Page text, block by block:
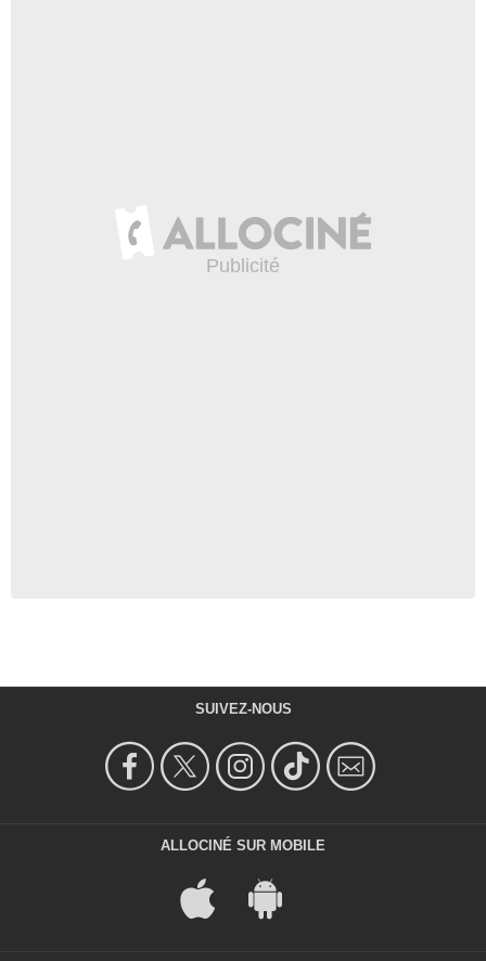
SUIVEZ-NOUS
ALLOCINÉ SUR MOBILE